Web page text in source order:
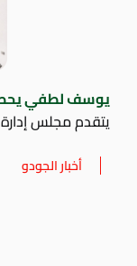
يوسف لطفي
يتقدم مجلس
أخبار الجودو